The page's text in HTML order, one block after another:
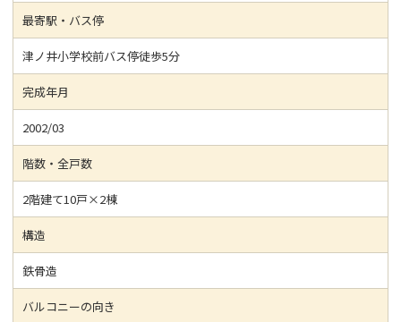
最寄駅・バス停
津ノ井小学校前バス停徒歩5分
完成年月
2002/03
階数・全戸数
2階建て10戸×2棟
構造
鉄骨造
バルコニーの向き